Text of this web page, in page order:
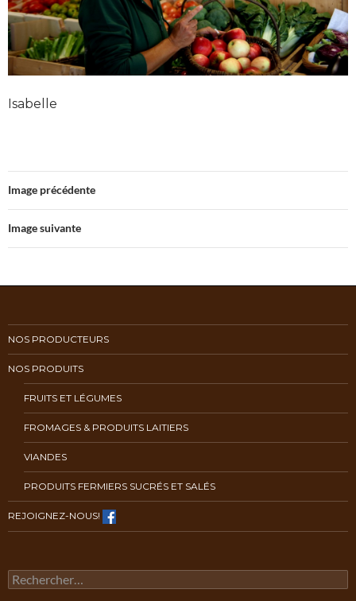
Isabelle
Image précédente
Image suivante
NOS PRODUCTEURS
NOS PRODUITS
FRUITS ET LÉGUMES
FROMAGES & PRODUITS LAITIERS
VIANDES
PRODUITS FERMIERS SUCRÉS ET SALÉS
REJOIGNEZ-NOUS!
Rechercher :